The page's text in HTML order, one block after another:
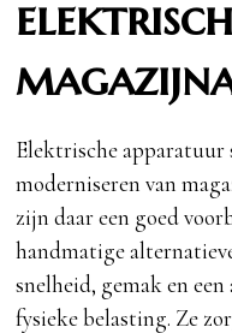
Elektrische
moderniseren van
zijn daar een goed
handmatige
snelheid, gemak en
fysieke belasting. Ze